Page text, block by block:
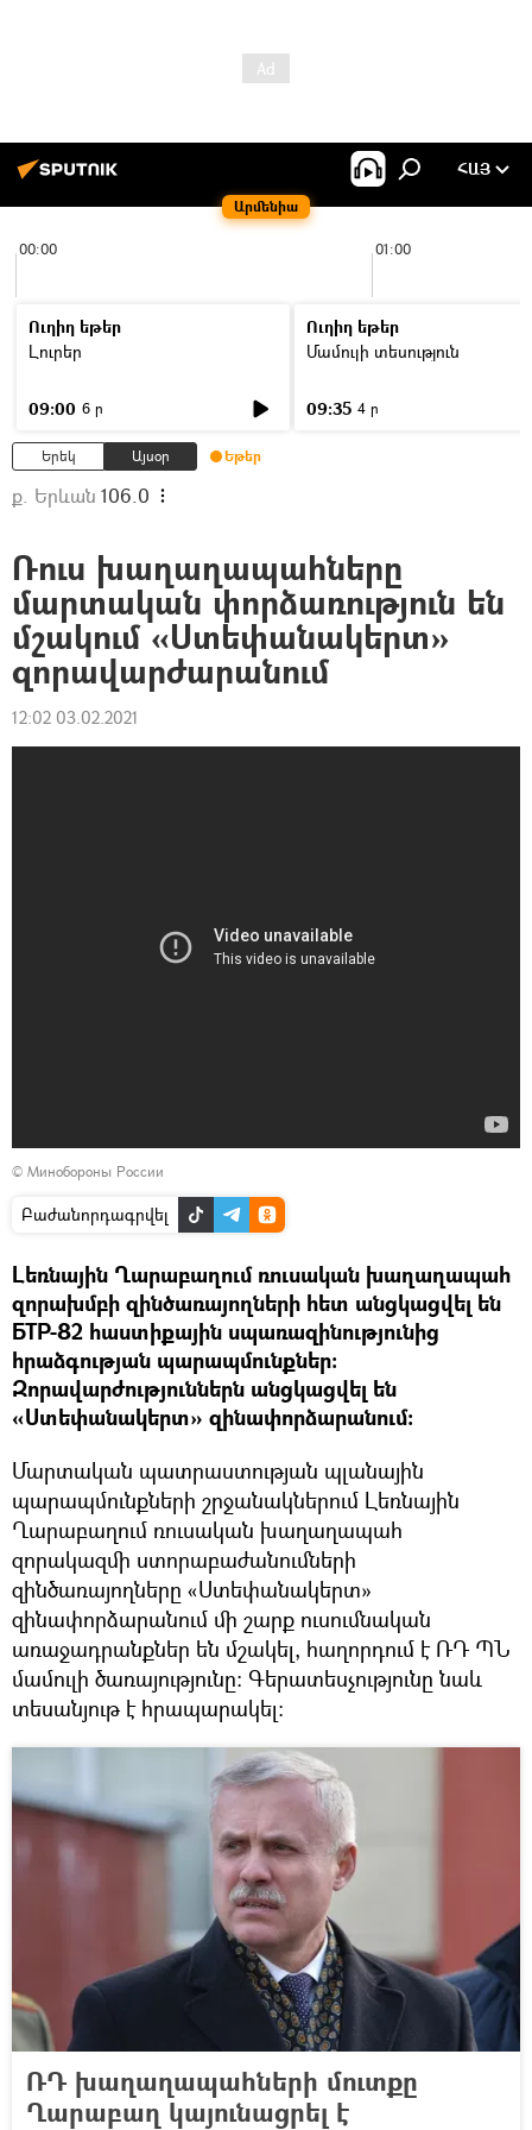
Արմենիա
ՀԱՅ
00:00 01:00
Ուղիղ եթեր
Լուրեր
09:00 6 ր
Ուղիղ եթեր
Մամուլի տեսություն
09:35 4 ր
Երեկ Այսօր Եթեր
ք. Երևան 106.0
Ռուս խաղաղապահները
մարտական փորձառություն են
մշակում «Ստեփանակերտ»
զորավարժարանում
12:02 03.02.2021
© Минобороны России
Բաժանորդագրվել
Լեռնային Ղարաբաղում ռուսական խաղաղապահ
զորախմբի զինծառայողների հետ անցկացվել են
БТР-82 հաստիքային սպառազինությունից
հրաձգության պարապմունքներ:
Զորավարժություններն անցկացվել են
«Ստեփանակերտ» զինափորձարանում։
Մարտական պատրաստության պլանային
պարապմունքների շրջանակներում Լեռնային
Ղարաբաղում ռուսական խաղաղապահ
զորակազմի ստորաբաժանումների
զինծառայողները «Ստեփանակերտ»
զինափորձարանում մի շարք ուսումնական
առաջադրանքներ են մշակել, հաղորդում է ՌԴ ՊՆ
մամուլի ծառայությունը: Գերատեսչությունը նաև
տեսանյութ է հրապարակել։
ՌԴ խաղաղապահների մուտքը
Ղարաբաղ կայունացրել է